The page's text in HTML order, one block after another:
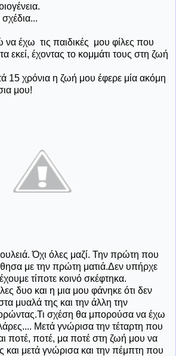
να έχω τις παιδικές μου φίλες που
εκεί, έχοντας το κομμάτι τους στη ζωή
15 χρόνια η ζωή μου έφερε μία ακόμη
μου!
Όχι όλες μαζί. Την πρώτη που
με την πρώτη ματιά.Δεν υπήρχε
τίποτε κοινό σκέφτηκα.
δυο και η μια μου φάνηκε ότι δεν
μυαλά της και την άλλη την
σχέση θα μπορούσα να έχω
Μετά γνώρισα την τέταρτη που
ποτέ, ποτέ, μα ποτέ στη ζωή μου να
και μετά γνώρισα και την πέμπτη που